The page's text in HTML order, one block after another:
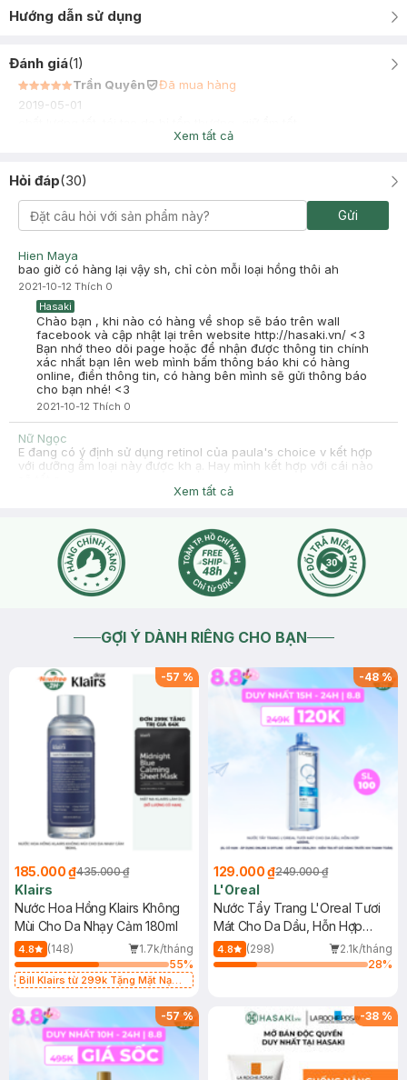
Hướng dẫn sử dụng
Đánh giá(1)
Trần Quyên
Đã mua hàng
2019-05-01
Xem tất cả
Hỏi đáp(30)
Gửi
Hien Maya
bao giờ có hàng lại vậy sh, chỉ còn mỗi loại hồng thôi ah
2021-10-12 Thích 0
Hasaki
Chào bạn , khi nào có hàng về shop sẽ báo trên wall
facebook và cập nhật lại trên website http://hasaki.vn/ <3
Bạn nhớ theo dõi page hoặc để nhận được thông tin chính
xác nhất bạn lên web mình bấm thông báo khi có hàng
online, điền thông tin, có hàng bên mình sẽ gửi thông báo
cho bạn nhé! <3
2021-10-12 Thích 0
Nữ Ngọc
E đang có ý định sử dụng retinol của paula's choice v kết hợp
với dưỡng ẩm loại này được kh ạ. Hay mình kết hợp với cái nào
Hasaki xin chào , để tiện hỗ trợ hơn cho bạn , bạn nhấn nút
phần "chat với chúng tôi" cho mình biết thêm tình trạng da
bạn nhé !
2021-09-21Thích
Xem tất cả
GỢI Ý DÀNH RIÊNG CHO BẠN
-57 %
185.000 ₫435.000 ₫
Klairs
Nước Hoa Hồng Klairs Không
Mùi Cho Da Nhạy Cảm 180ml
4.8 (148)
1.7k/tháng
55%
Bill Klairs từ 299k Tặng Mặt Nạ
25ml (SL Có Hạn)
-48%
129.000 ₫249.000 ₫
L'Oreal
Nước Tẩy Trang L'Oreal Tươi
Mát Cho Da Dầu, Hỗn Hợp
400ml
4.8 (298)
2.1k/tháng
28%
-57% -38 %